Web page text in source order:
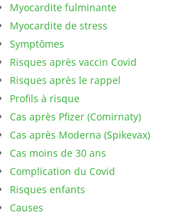
Myocardite fulminante
Myocardite de stress
Symptômes
Risques après vaccin Covid
Risques après le rappel
Profils à risque
Cas après Pfizer (Comirnaty)
Cas après Moderna (Spikevax)
Cas moins de 30 ans
Complication du Covid
Risques enfants
Causes